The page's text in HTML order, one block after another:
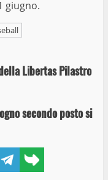
WhatsAppTelegram
link
giugno.
Libertas Pilastro
secondo posto si